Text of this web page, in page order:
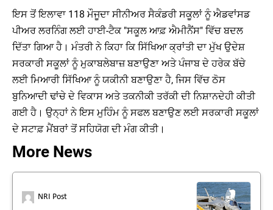
ਇਸ ਤੋਂ ਇਲਾਵਾ 118 ਮੌਜੂਦਾ ਸੀਨੀਅਰ ਸੈਕੰਡਰੀ ਸਕੂਲਾਂ ਨੂੰ ਐਡਵਾਂਸਡ
ਪੀਅਰ ਲਰਨਿੰਗ ਲਈ ਹਾਈ-ਟੈਕ "ਸਕੂਲ ਆਫ਼ ਐਮੀਨੈਂਸ" ਵਿੱਚ ਬਦਲ
ਦਿੱਤਾ ਗਿਆ ਹੈ। ਮੰਤਰੀ ਨੇ ਕਿਹਾ ਕਿ ਸਿੱਖਿਆ ਕ੍ਰਾਂਤੀ ਦਾ ਮੁੱਖ ਉਦੇਸ਼
ਸਰਕਾਰੀ ਸਕੂਲਾਂ ਨੂੰ ਮੁਕਾਬਲੇਬਾਜ਼ ਬਣਾਉਣਾ ਅਤੇ ਪੰਜਾਬ ਦੇ ਹਰੇਕ ਬੱਚੇ
ਲਈ ਮਿਆਰੀ ਸਿੱਖਿਆ ਨੂੰ ਯਕੀਨੀ ਬਣਾਉਣਾ ਹੈ, ਜਿਸ ਵਿੱਚ ਠੋਸ
ਬੁਨਿਆਦੀ ਢਾਂਚੇ ਦੇ ਵਿਕਾਸ ਅਤੇ ਤਕਨੀਕੀ ਤਰੱਕੀ ਦੀ ਨਿਸ਼ਾਨਦੇਹੀ ਕੀਤੀ
ਗਈ ਹੈ। ਉਨ੍ਹਾਂ ਨੇ ਇਸ ਮੁਹਿੰਮ ਨੂੰ ਸਫਲ ਬਣਾਉਣ ਲਈ ਸਰਕਾਰੀ ਸਕੂਲਾਂ
ਦੇ ਸਟਾਫ਼ ਮੈਂਬਰਾਂ ਤੋਂ ਸਹਿਯੋਗ ਦੀ ਮੰਗ ਕੀਤੀ।
More News
NRI Post